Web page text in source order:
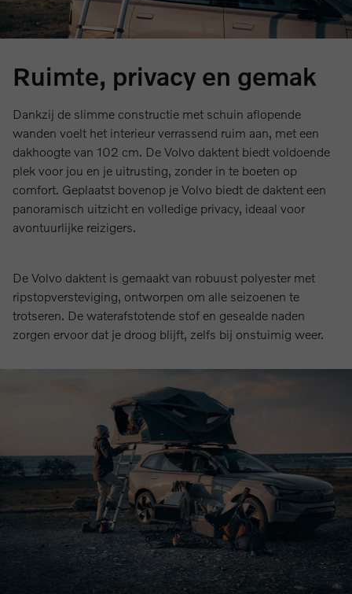
Ruimte, privacy en gemak
Dankzij de slimme constructie met schuin aflopende
wanden voelt het interieur verrassend ruim aan, met een
dakhoogte van 102 cm. De Volvo daktent biedt voldoende
plek voor jou en je uitrusting, zonder in te boeten op
comfort. Geplaatst bovenop je Volvo biedt de daktent een
panoramisch uitzicht en volledige privacy, ideaal voor
avontuurlijke reizigers.
De Volvo daktent is gemaakt van robuust polyester met
ripstopversteviging, ontworpen om alle seizoenen te
trotseren. De waterafstotende stof en gesealde naden
zorgen ervoor dat je droog blijft, zelfs bij onstuimig weer.